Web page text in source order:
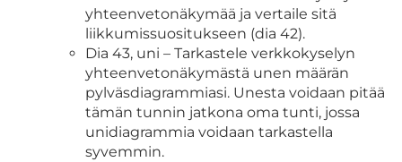
yhteenvetonäkymää ja vertaile sitä
liikkumissuositukseen (dia 42).
Dia 43, uni – Tarkastele verkkokyselyn
yhteenvetonäkymästä unen määrän
pylväsdiagrammiasi. Unesta voidaan pitää
tämän tunnin jatkona oma tunti, jossa
unidiagrammia voidaan tarkastella
syvemmin.